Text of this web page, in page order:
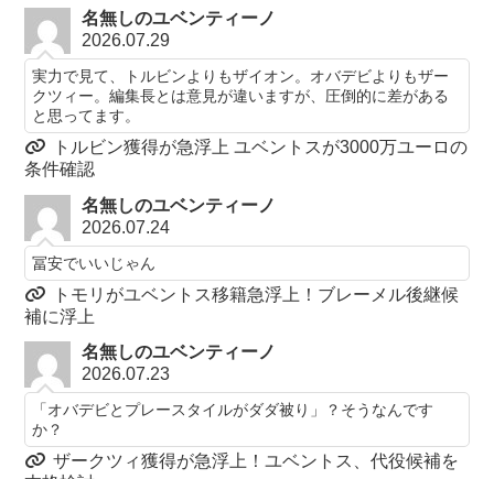
名無しのユベンティーノ
2026.07.29
実力で見て、トルビンよりもザイオン。オバデビよりもザー
クツィー。編集長とは意見が違いますが、圧倒的に差がある
と思ってます。
トルビン獲得が急浮上 ユベントスが3000万ユーロの
条件確認
名無しのユベンティーノ
2026.07.24
冨安でいいじゃん
トモリがユベントス移籍急浮上！ブレーメル後継候
補に浮上
名無しのユベンティーノ
2026.07.23
「オバデビとプレースタイルがダダ被り」？そうなんです
か？
ザークツィ獲得が急浮上！ユベントス、代役候補を